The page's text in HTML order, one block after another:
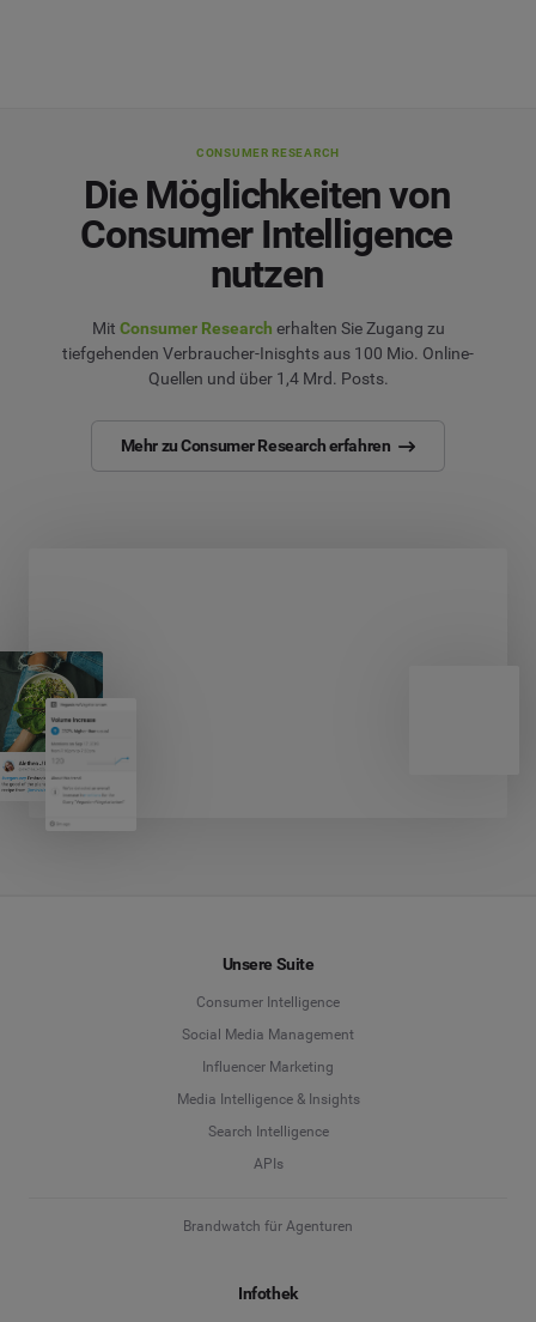
CONSUMER RESEARCH
Die Möglichkeiten von
Consumer Intelligence
nutzen
Mit Consumer Research erhalten Sie Zugang zu
tiefgehenden Verbraucher-Inisghts aus 100 Mio. Online-
Quellen und über 1,4 Mrd. Posts.
Mehr zu Consumer Research erfahren
Unsere Suite
Consumer Intelligence
Social Media Management
Influencer Marketing
Media Intelligence & Insights
Search Intelligence
APIs
Brandwatch für Agenturen
Infothek